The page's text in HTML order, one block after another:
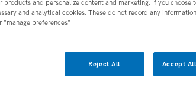
STRAAL
products and personalize content and marketing. If you choose
and analytical cookies. These do not record any
"manage preferences"
Reject All Accept